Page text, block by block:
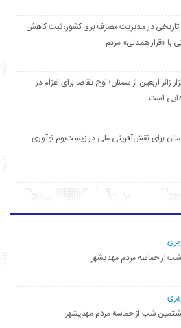
تاریخی در مدیریت مصرف برق کشور؛ ثبت کاهش
۹ هزار زائر اربعین از سمنان؛ اوج تقاضا برای اعزام در
است
برای نقش‌آفرینی ملی در زیست‌بوم نوآوری
از حماسه مردم مهدیشهر
شب از حماسه مردم مهدیشهر